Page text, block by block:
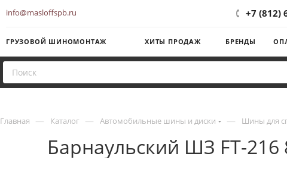
info@masloffspb.ru +7 (812)
ГРУЗОВОЙ ШИНОМОНТАЖ ХИТЫ ПРОДАЖ БРЕНДЫ
Главная — Каталог — Автомобильные шины и диски — Шины для
Барнаульский ШЗ FT-216